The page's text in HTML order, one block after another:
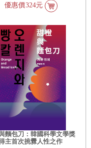
優惠價324元
麵包刀：韓國科學文學獎
主首次挑釁人性之作